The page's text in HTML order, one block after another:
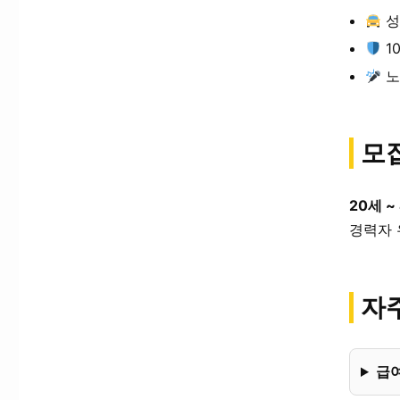
모
20세 ~
경력자
자
급